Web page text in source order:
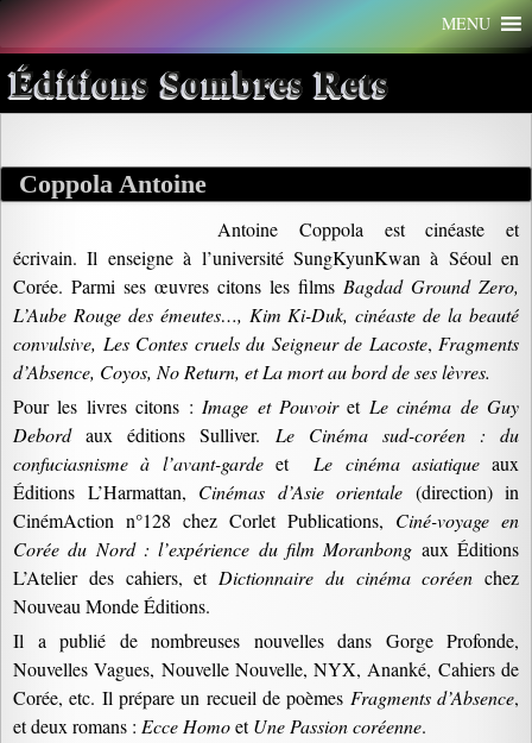
Aller
au
contenu
MENU
Éditions Sombres Rets
Coppola Antoine
Antoine Coppola est cinéaste et
écrivain. Il enseigne à l’université SungKyunKwan à Séoul en
Corée. Parmi ses œuvres citons les films Bagdad Ground Zero,
L’Aube Rouge des émeutes…, Kim Ki-Duk, cinéaste de la beauté
convulsive, Les Contes cruels du Seigneur de Lacoste, Fragments
d’Absence, Coyos, No Return, et La mort au bord de ses lèvres.
Pour les livres citons : Image et Pouvoiret Le cinéma de Guy
Debordaux éditions Sulliver. Le Cinéma sud-coréen : du
confuciasnisme à l’avant-gardeet Le cinéma asiatiqueaux
Éditions L’Harmattan, Cinémas d’Asie orientale (direction) in
CinémAction n°128 chez Corlet Publications, Ciné-voyage en
Corée du Nord : l’expérience du film Moranbong aux Éditions
L’Atelier des cahiers, et Dictionnaire du cinéma coréen chez
Nouveau Monde Éditions.
Il a publié de nombreuses nouvelles dans Gorge Profonde,
Nouvelles Vagues, Nouvelle Nouvelle, NYX, Ananké, Cahiers de
Corée, etc. Il prépare un recueil de poèmes Fragments d’Absence,
et deux romans : Ecce HomoetUne Passion coréenne.